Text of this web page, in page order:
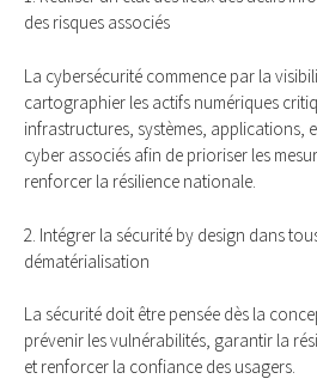
des risques associés
La cybersécurité commence par la
cartographier les actifs numériques
infrastructures, systèmes, applications,
cyber associés afin de prioriser les
renforcer la résilience nationale.
2. Intégrer la sécurité by design dans
dématérialisation
La sécurité doit être pensée dès la
prévenir les vulnérabilités, garantir la
et renforcer la confiance des usagers.